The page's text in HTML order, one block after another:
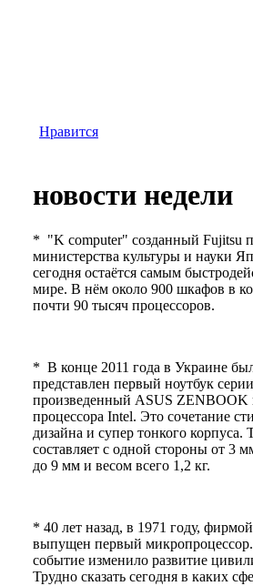
Нравится
новости недели
* "K computer" созданный Fujitsu
министерства культуры и науки
сегодня остаётся самым
мире. В нём около 900 шкафов в
почти 90 тысяч процессоров.
* В конце 2011 года в Украине
представлен первый ноутбук
произведенный ASUS ZENBOOK
процессора Intel. Это сочетание
дизайна и супер тонкого корпуса.
составляет с одной стороны от 3
до 9 мм и весом всего 1,2 кг.
* 40 лет назад, в 1971 году,
выпущен первый
событие изменило развитие
Трудно сказать сегодня в каких